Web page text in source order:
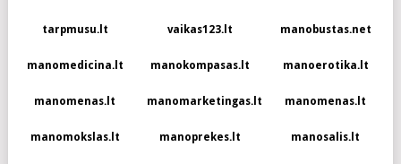
tarpmusu.lt vaikas123.lt manobustas.net
manomedicina.lt manokompasas.lt manoerotika.lt
manomenas.lt manomarketingas.lt manomenas.lt
manomokslas.lt manoprekes.lt manosalis.lt